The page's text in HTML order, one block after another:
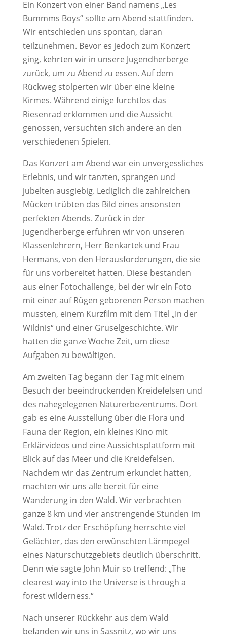
Ein Konzert von einer Band namens „Les
Bummms Boys“ sollte am Abend stattfinden.
Wir entschieden uns spontan, daran
teilzunehmen. Bevor es jedoch zum Konzert
ging, kehrten wir in unsere Jugendherberge
zurück, um zu Abend zu essen. Auf dem
Rückweg stolperten wir über eine kleine
Kirmes. Während einige furchtlos das
Riesenrad erklommen und die Aussicht
genossen, versuchten sich andere an den
verschiedenen Spielen.
Das Konzert am Abend war ein unvergessliches
Erlebnis, und wir tanzten, sprangen und
jubelten ausgiebig. Lediglich die zahlreichen
Mücken trübten das Bild eines ansonsten
perfekten Abends. Zurück in der
Jugendherberge erfuhren wir von unseren
Klassenlehrern, Herr Benkartek und Frau
Hermans, von den Herausforderungen, die sie
für uns vorbereitet hatten. Diese bestanden
aus einer Fotochallenge, bei der wir ein Foto
mit einer auf Rügen geborenen Person machen
mussten, einem Kurzfilm mit dem Titel „In der
Wildnis“ und einer Gruselgeschichte. Wir
hatten die ganze Woche Zeit, um diese
Aufgaben zu bewältigen.
Am zweiten Tag begann der Tag mit einem
Besuch der beeindruckenden Kreidefelsen und
des nahegelegenen Naturerbezentrums. Dort
gab es eine Ausstellung über die Flora und
Fauna der Region, ein kleines Kino mit
Erklärvideos und eine Aussichtsplattform mit
Blick auf das Meer und die Kreidefelsen.
Nachdem wir das Zentrum erkundet hatten,
machten wir uns alle bereit für eine
Wanderung in den Wald. Wir verbrachten
ganze 8 km und vier anstrengende Stunden im
Wald. Trotz der Erschöpfung herrschte viel
Gelächter, das den erwünschten Lärmpegel
eines Naturschutzgebiets deutlich überschritt.
Denn wie sagte John Muir so treffend: „The
clearest way into the Universe is through a
forest wilderness.“
Nach unserer Rückkehr aus dem Wald
befanden wir uns in Sassnitz, wo wir uns